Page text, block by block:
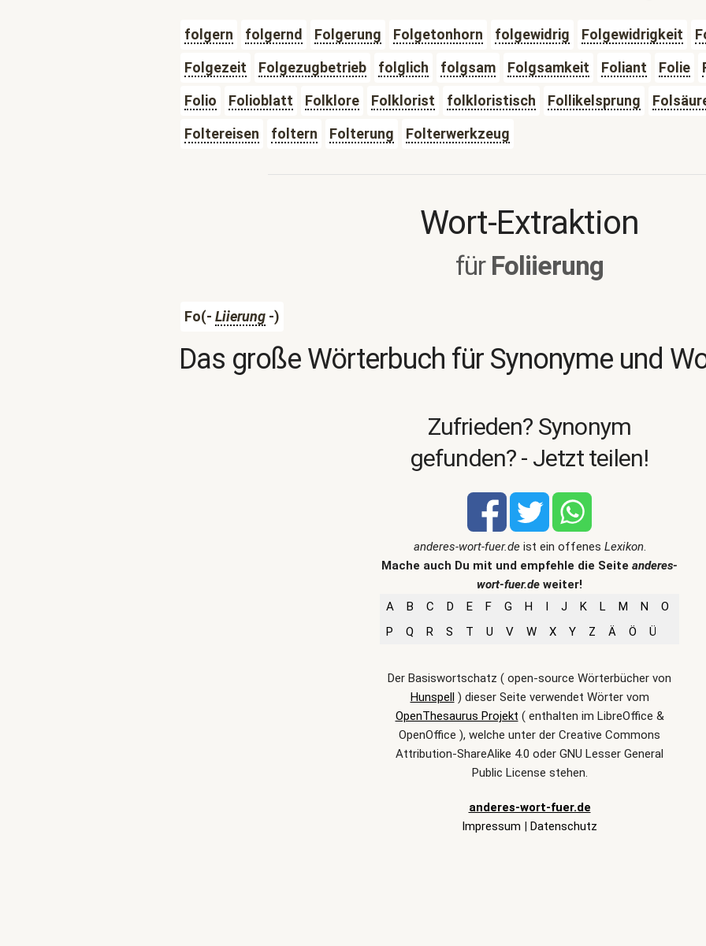
folgern folgernd Folgerung Folgetonhorn folgewidrig Folgewidrigkeit
Folgezeit
Folgezugbetrieb folglich folgsam Folgsamkeit Foliant Folie
Folio
Folioblatt Folklore Folklorist folkloristisch Follikelsprung
Foltereisen
foltern Folterung Folterwerkzeug
Wort-Extraktion
für Foliierung
Fo(- Liierung-)
Das große Wörterbuch für Synonyme und
Zufrieden? Synonym
gefunden? - Jetzt teilen!
anderes-wort-fuer.deist ein offenes Lexikon.
Mache auch Du mit und empfehle die Seite anderes-
wort-fuer.de weiter!
A
B C D E F G H I J K L M N
O
P
Q R S T U V W X Y Z Ä Ö Ü
Der Basiswortschatz ( open-source Wörterbücher von
Hunspell) dieser Seite verwendet Wörter vom
OpenThesaurus Projekt ( enthalten im LibreOffice &
OpenOffice ), welche unter der Creative Commons
Attribution-ShareAlike 4.0 oder GNU Lesser General
Public License stehen.
anderes-wort-fuer.de
Impressum | Datenschutz